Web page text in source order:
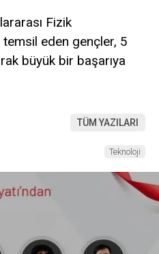
Fizik
temsil eden gençler, 5
büyük bir başarıya
TÜM YAZILARI
Teknoloji